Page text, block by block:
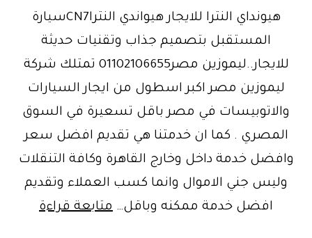
هيونداي النترا للايجار هيواندي النتراCN7سيارة
المستقبل بتصميم جذاب وتقنيات حديثة
للايجار..ليموزين مصر01102106655 تمتلك شركة
ليموزين مصر اكبر اسطول من ايجار السيارات
والاتوبيسات في مصر باقل تسعيرة في السوق
المصري . كما ان خدمتنا هي تقديم افضل سعر
وافضل خدمة داخل وخارج القاهرة وكافة التنقلات
وليس جني الاموال وانما كسب العملاء وتقديم
افضل خدمة ممكنه وباقل… متابعة قراءة